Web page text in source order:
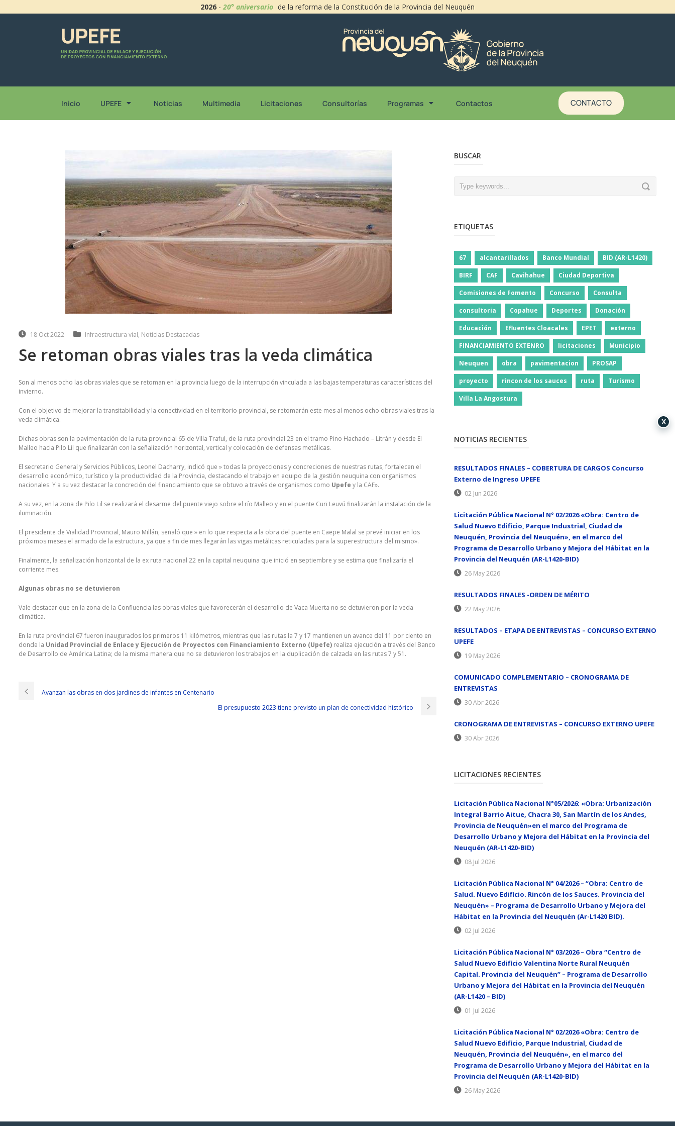
2026 -20° aniversario de la reforma de la Constitución de la Provincia del Neuquén
Inicio UPEFE Noticias Multimedia Licitaciones Consultorías Programas Contactos CONTACTO
18 Oct 2022 Infraestructura vial, Noticias Destacadas
Se retoman obras viales tras la veda climática
Son al menos ocho las obras viales que se retoman en la provincia luego de la interrupción vinculada a las bajas temperaturas características del
invierno.
Con el objetivo de mejorar la transitabilidad y la conectividad en el territorio provincial, se retomarán este mes al menos ocho obras viales tras la
veda climática.
Dichas obras son la pavimentación de la ruta provincial 65 de Villa Traful, de la ruta provincial 23 en el tramo Pino Hachado – Litrán y desde El
Malleo hacia Pilo Lil que finalizarán con la señalización horizontal, vertical y colocación de defensas metálicas.
El secretario General y Servicios Públicos, Leonel Dacharry, indicó que » todas la proyecciones y concreciones de nuestras rutas, fortalecen el
desarrollo económico, turístico y la productividad de la Provincia, destacando el trabajo en equipo de la gestión neuquina con organismos
nacionales. Y a su vez destacar la concreción del financiamiento que se obtuvo a través de organismos como Upefe y la CAF».
A su vez, en la zona de Pilo Lil se realizará el desarme del puente viejo sobre el río Malleo y en el puente Curi Leuvú finalizarán la instalación de la
iluminación.
El presidente de Vialidad Provincial, Mauro Millán, señaló que » en lo que respecta a la obra del puente en Caepe Malal se prevé iniciar en los
próximos meses el armado de la estructura, ya que a fin de mes llegarán las vigas metálicas reticuladas para la superestructura del mismo».
Finalmente, la señalización horizontal de la ex ruta nacional 22 en la capital neuquina que inició en septiembre y se estima que finalizaría el
corriente mes.
Algunas obras no se detuvieron
Vale destacar que en la zona de la Confluencia las obras viales que favorecerán el desarrollo de Vaca Muerta no se detuvieron por la veda
climática.
En la ruta provincial 67 fueron inaugurados los primeros 11 kilómetros, mientras que las rutas la 7 y 17 mantienen un avance del 11 por ciento en
donde la Unidad Provincial de Enlace y Ejecución de Proyectos con Financiamiento Externo (Upefe) realiza ejecución a través del Banco
de Desarrollo de América Latina; de la misma manera que no se detuvieron los trabajos en la duplicación de calzada en las rutas 7 y 51.
Avanzan las obras en dos jardines de infantes en Centenario
El presupuesto 2023 tiene previsto un plan de conectividad histórico
BUSCAR
ETIQUETAS
67 alcantarillados Banco Mundial BID (AR-L1420)
BIRF CAF Cavihahue Ciudad Deportiva
Comisiones de Fomento Concurso Consulta
consultoria Copahue Deportes Donación
Educación Efluentes Cloacales EPET externo
FINANCIAMIENTO EXTENRO licitaciones Municipio
Neuquen obra pavimentacion PROSAP
proyecto rincon de los sauces ruta Turismo
Villa La Angostura
NOTICIAS RECIENTES
RESULTADOS FINALES – COBERTURA DE CARGOS Concurso
Externo de Ingreso UPEFE
02 Jun 2026
Licitación Pública Nacional N° 02/2026 «Obra: Centro de
Salud Nuevo Edificio, Parque Industrial, Ciudad de
Neuquén, Provincia del Neuquén», en el marco del
Programa de Desarrollo Urbano y Mejora del Hábitat en la
Provincia del Neuquén (AR-L1420-BID)
26 May 2026
RESULTADOS FINALES -ORDEN DE MÉRITO
22 May 2026
RESULTADOS – ETAPA DE ENTREVISTAS – CONCURSO EXTERNO
UPEFE
19 May 2026
COMUNICADO COMPLEMENTARIO – CRONOGRAMA DE
ENTREVISTAS
30 Abr 2026
CRONOGRAMA DE ENTREVISTAS – CONCURSO EXTERNO UPEFE
30 Abr 2026
LICITACIONES RECIENTES
Licitación Pública Nacional N°05/2026: «Obra: Urbanización
Integral Barrio Aitue, Chacra 30, San Martín de los Andes,
Provincia de Neuquén»en el marco del Programa de
Desarrollo Urbano y Mejora del Hábitat en la Provincia del
Neuquén (AR-L1420-BID)
08 Jul 2026
Licitación Pública Nacional N° 04/2026 – “Obra: Centro de
Salud. Nuevo Edificio. Rincón de los Sauces. Provincia del
Neuquén» – Programa de Desarrollo Urbano y Mejora del
Hábitat en la Provincia del Neuquén (Ar-L1420 BID).
02 Jul 2026
Licitación Pública Nacional N° 03/2026 – Obra “Centro de
Salud Nuevo Edificio Valentina Norte Rural Neuquén
Capital. Provincia del Neuquén” – Programa de Desarrollo
Urbano y Mejora del Hábitat en la Provincia del Neuquén
(AR-L1420 – BID)
01 Jul 2026
Licitación Pública Nacional N° 02/2026 «Obra: Centro de
Salud Nuevo Edificio, Parque Industrial, Ciudad de
Neuquén, Provincia del Neuquén», en el marco del
Programa de Desarrollo Urbano y Mejora del Hábitat en la
Provincia del Neuquén (AR-L1420-BID)
26 May 2026
X